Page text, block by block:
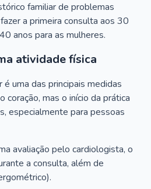
familiar de problemas
a primeira consulta aos 30
anos para as mulheres.
atividade física
uma das principais medidas
coração, mas o início da prática
especialmente para pessoas
avaliação pelo cardiologista, o
a consulta, além de